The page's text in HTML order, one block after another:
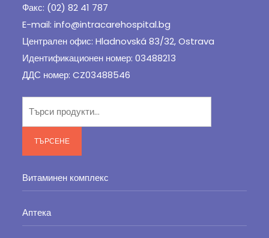
Факс: (02) 82 41 787
E-mail: info@intracarehospital.bg
Централен офис: Hladnovská 83/32, Ostrava
Идентификационен номер: 03488213
ДДС номер: CZ03488546
ТЪРСЕНЕ
Витаминен комплекс
Аптека